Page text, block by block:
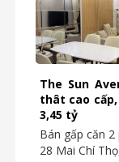
The Sun
thât cao
3,45 tỷ
Bán gấp căn
28 Mai Chí